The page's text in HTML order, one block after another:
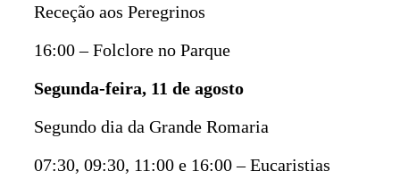
Receção aos Peregrinos
16:00 – Folclore no Parque
Segunda-feira, 11 de agosto
Segundo dia da Grande Romaria
07:30, 09:30, 11:00 e 16:00 – Eucaristias